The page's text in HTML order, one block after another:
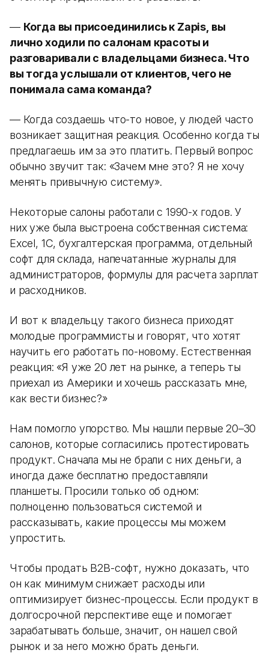
— Когда вы присоединились к Zapis, вы
лично ходили по салонам красоты и
разговаривали с владельцами бизнеса. Что
вы тогда услышали от клиентов, чего не
понимала сама команда?
— Когда создаешь что-то новое, у людей часто
возникает защитная реакция. Особенно когда ты
предлагаешь им за это платить. Первый вопрос
обычно звучит так: «Зачем мне это? Я не хочу
менять привычную систему».
Некоторые салоны работали с 1990-х годов. У
них уже была выстроена собственная система:
Excel, 1С, бухгалтерская программа, отдельный
софт для склада, напечатанные журналы для
администраторов, формулы для расчета зарплат
и расходников.
И вот к владельцу такого бизнеса приходят
молодые программисты и говорят, что хотят
научить его работать по-новому. Естественная
реакция: «Я уже 20 лет на рынке, а теперь ты
приехал из Америки и хочешь рассказать мне,
как вести бизнес?»
Нам помогло упорство. Мы нашли первые 20–30
салонов, которые согласились протестировать
продукт. Сначала мы не брали с них деньги, а
иногда даже бесплатно предоставляли
планшеты. Просили только об одном:
полноценно пользоваться системой и
рассказывать, какие процессы мы можем
упростить.
Чтобы продать B2B-софт, нужно доказать, что
он как минимум снижает расходы или
оптимизирует бизнес-процессы. Если продукт в
долгосрочной перспективе еще и помогает
зарабатывать больше, значит, он нашел свой
рынок и за него можно брать деньги.